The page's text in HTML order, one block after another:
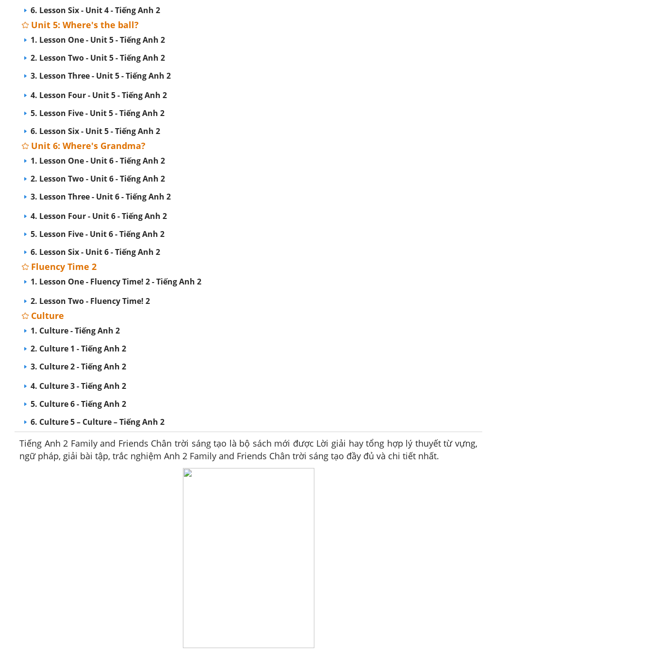
6. Lesson Six - Unit 4 - Tiếng Anh 2
Unit 5: Where's the ball?
1. Lesson One - Unit 5 - Tiếng Anh 2
2. Lesson Two - Unit 5 - Tiếng Anh 2
3. Lesson Three - Unit 5 - Tiếng Anh 2
4. Lesson Four - Unit 5 - Tiếng Anh 2
5. Lesson Five - Unit 5 - Tiếng Anh 2
6. Lesson Six - Unit 5 - Tiếng Anh 2
Unit 6: Where's Grandma?
1. Lesson One - Unit 6 - Tiếng Anh 2
2. Lesson Two - Unit 6 - Tiếng Anh 2
3. Lesson Three - Unit 6 - Tiếng Anh 2
4. Lesson Four - Unit 6 - Tiếng Anh 2
5. Lesson Five - Unit 6 - Tiếng Anh 2
6. Lesson Six - Unit 6 - Tiếng Anh 2
Fluency Time 2
1. Lesson One - Fluency Time! 2 - Tiếng Anh 2
2. Lesson Two - Fluency Time! 2
Culture
1. Culture - Tiếng Anh 2
2. Culture 1 - Tiếng Anh 2
3. Culture 2 - Tiếng Anh 2
4. Culture 3 - Tiếng Anh 2
5. Culture 6 - Tiếng Anh 2
6. Culture 5 – Culture – Tiếng Anh 2
Tiếng Anh 2 Family and Friends Chân trời sáng tạo là bộ sách mới được Lời giải hay tổng hợp lý thuyết từ vựng,
ngữ pháp, giải bài tập, trắc nghiệm Anh 2 Family and Friends Chân trời sáng tạo đầy đủ và chi tiết nhất.